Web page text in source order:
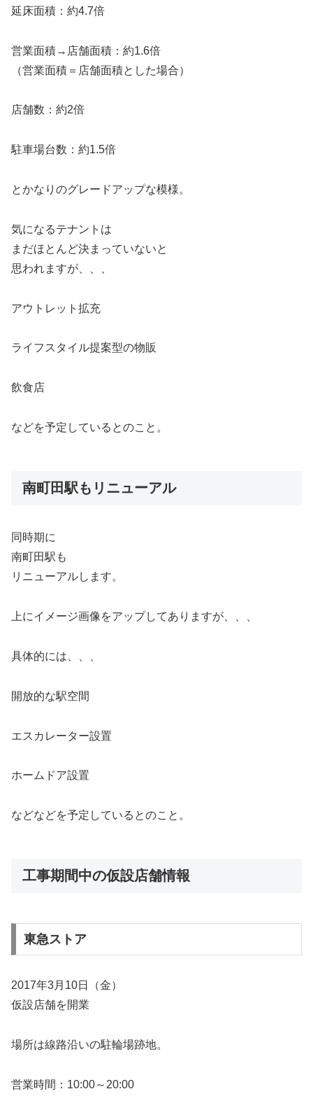
延床面積：約4.7倍
営業面積→店舗面積：約1.6倍
（営業面積＝店舗面積とした場合）
店舗数：約2倍
駐車場台数：約1.5倍
とかなりのグレードアップな模様。
気になるテナントは
まだほとんど決まっていないと
思われますが、、、
アウトレット拡充
ライフスタイル提案型の物販
飲食店
などを予定しているとのこと。
南町田駅もリニューアル
同時期に
南町田駅も
リニューアルします。
上にイメージ画像をアップしてありますが、、、
具体的には、、、
開放的な駅空間
エスカレーター設置
ホームドア設置
などなどを予定しているとのこと。
工事期間中の仮設店舗情報
東急ストア
2017年3月10日（金）
仮設店舗を開業
場所は線路沿いの駐輪場跡地。
営業時間：10:00～20:00